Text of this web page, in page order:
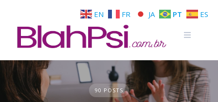
90 POSTS
EN FR JA PT ES